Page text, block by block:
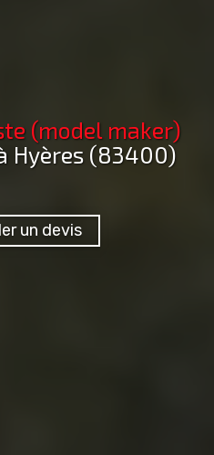
(model maker)
Hyères (83400)
un devis